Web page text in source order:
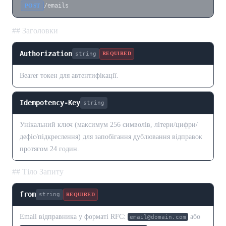
POST /emails
## Заголовки
Authorization string REQUIRED
Bearer токен для автентифікації.
Idempotency-Key string
Унікальний ключ (максимум 256 символів, літери/цифри/
дефіс/підкреслення) для запобігання дублювання відправок
протягом 24 годин.
## Тіло Запиту
from string REQUIRED
Email відправника у форматі RFC: email@domain.com або